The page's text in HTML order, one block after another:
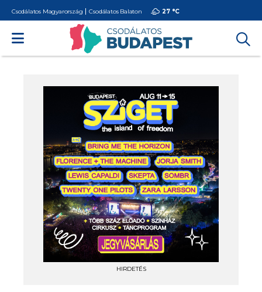
Csodálatos Magyarország Csodálatos Balaton 27 °C
HIRDETÉS